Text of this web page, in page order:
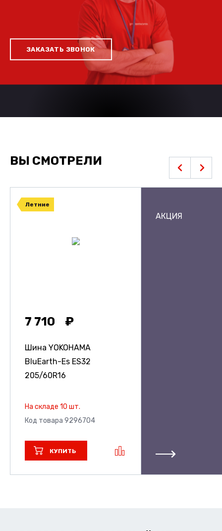
ЗАКАЗАТЬ ЗВОНОК
ВЫ СМОТРЕЛИ
Летние
7 710
Шина YOKOHAMA
BluEarth-Es ES32
205/60R16
На складе 10 шт.
Код товара 9296704
КУПИТЬ
АКЦИЯ